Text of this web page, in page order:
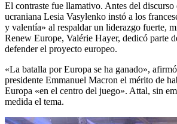
El contraste fue llamativo. Antes del
ucraniana Lesia Vasylenko instó a los
y valentía» al respaldar un liderazgo fuerte,
Renew Europe, Valérie Hayer, dedicó parte
defender el proyecto europeo.
«La batalla por Europa se ha ganado»,
presidente Emmanuel Macron el mérito de
Europa «en el centro del juego». Attal, sin
medida el tema.